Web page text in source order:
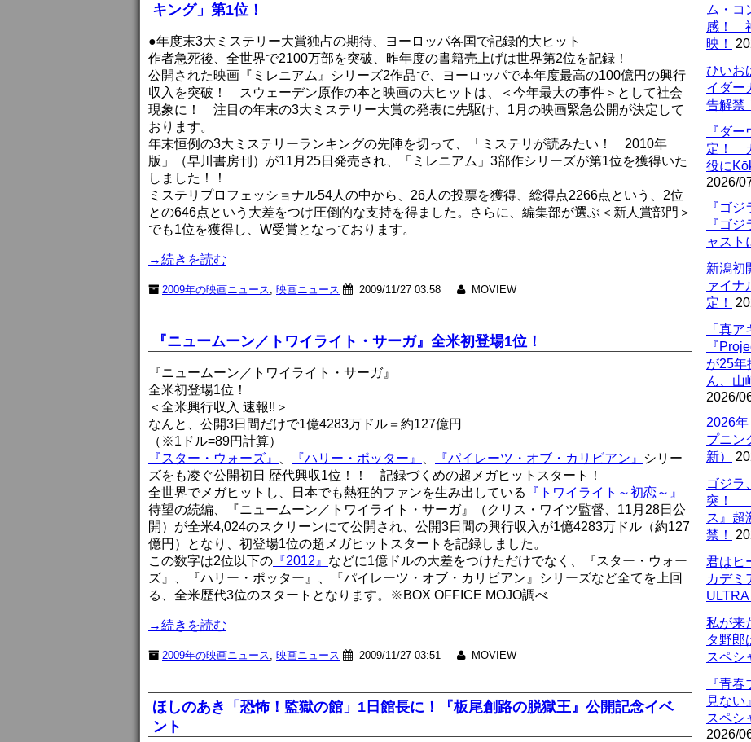
ム・コ
感！
映！
ひいお
イダー
告解禁
『ダ
定！
役に
2026/
『ゴ
『ゴ
ャスト
新潟初
ァイナ
定！
「真
『
が25年
ん、山
2026/
2026
プニン
新）
ゴジラ
突！
ス』超
禁！
君はヒ
カデミ
ULTRA
私が来
タ野郎
スペシ
『青
見ない
スペシ
2026/
キング」第1位！
●年度末3大ミステリー大賞独占の期待、ヨーロッパ各国で記録的大ヒット
作者急死後、全世界で2100万部を突破、昨年度の書籍売上げは世界第2位を記録！
公開された映画『ミレニアム』シリーズ2作品で、ヨーロッパで本年度最高の100億円の興行
収入を突破！ スウェーデン原作の本と映画の大ヒットは、＜今年最大の事件＞として社会
現象に！ 注目の年末の3大ミステリー大賞の発表に先駆け、1月の映画緊急公開が決定して
おります。
年末恒例の3大ミステリーランキングの先陣を切って、「ミステリが読みたい！ 2010年
版」（早川書房刊）が11月25日発売され、「ミレニアム」3部作シリーズが第1位を獲得いた
しました！！
ミステリプロフェッショナル54人の中から、26人の投票を獲得、総得点2266点という、2位
との646点という大差をつけ圧倒的な支持を得ました。さらに、編集部が選ぶ＜新人賞部門＞
でも1位を獲得し、W受賞となっております。
→続きを読む
2009年の映画ニュース 映画ニュース 2009/11/27 03:58 MOVIEW
『ニュームーン／トワイライト・サーガ』全米初登場1位！
『ニュームーン／トワイライト・サーガ』
全米初登場1位！
＜全米興行収入 速報!!＞
なんと、公開3日間だけで1億4283万ドル＝約127億円
（※1ドル=89円計算）
『スター・ウォーズ』
『ハリー・ポッター』 『パイレーツ・オブ・カリビアン』
シリー
ズをも凌ぐ公開初日 歴代興収1位！！ 記録づくめの超メガヒットスタート！
全世界でメガヒットし、日本でも熱狂的ファンを生み出している
『トワイライト～初恋～』
待望の続編、『ニュームーン／トワイライト・サーガ』（クリス・ワイツ監督、11月28日公
開）が全米4,024のスクリーンにて公開され、公開3日間の興行収入が1億4283万ドル（約127
億円）となり、初登場1位の超メガヒットスタートを記録しました。
この数字は2位以下の 『2012』 などに1億ドルの大差をつけただけでなく、『スター・ウォー
ズ』、『ハリー・ポッター』、『パイレーツ・オブ・カリビアン』シリーズなど全てを上回
る、全米歴代3位のスタートとなります。※BOX OFFICE MOJO調べ
→続きを読む
2009年の映画ニュース 映画ニュース 2009/11/27 03:51 MOVIEW
ほしのあき「恐怖！監獄の館」1日館長に！『板尾創路の脱獄王』公開記念イベ
ント